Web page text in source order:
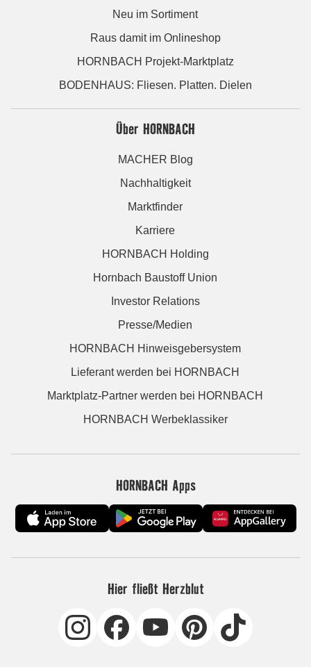
Neu im Sortiment
Raus damit im Onlineshop
HORNBACH Projekt-Marktplatz
BODENHAUS: Fliesen. Platten. Dielen
Über HORNBACH
MACHER Blog
Nachhaltigkeit
Marktfinder
Karriere
HORNBACH Holding
Hornbach Baustoff Union
Investor Relations
Presse/Medien
HORNBACH Hinweisgebersystem
Lieferant werden bei HORNBACH
Marktplatz-Partner werden bei HORNBACH
HORNBACH Werbeklassiker
HORNBACH Apps
Hier fließt Herzblut